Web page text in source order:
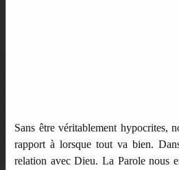
Sans être véritablement hypocrites,
rapport à lorsque tout va bien.
relation avec Dieu. La Parole nous